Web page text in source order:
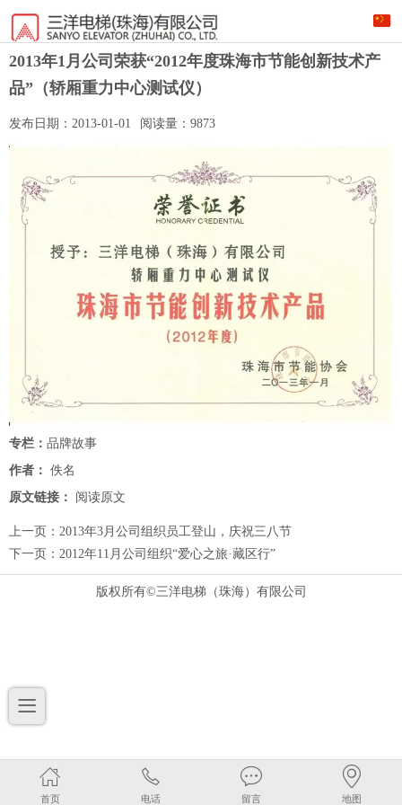
2013年1月公司荣获“2012年度珠海市节能创新技术产
品”（轿厢重力中心测试仪）
发布日期： 2013-01-01 阅读量： 9873
专栏： 品牌故事
作者： 佚名
原文链接：
阅读原文
上一页： 2013年3月公司组织员工登山，庆祝三八节
下一页： 2012年11月公司组织“爱心之旅·藏区行”
版权所有©三洋电梯（珠海）有限公司
首页 电话 留言 地图